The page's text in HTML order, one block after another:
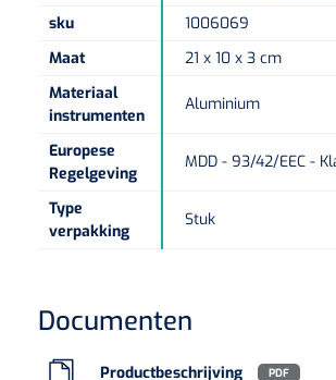
sku
1006069
Maat
21 x 10 x 3 cm
Materiaal
instrumenten
Aluminium
Europese
Regelgeving
MDD - 93/42/EEC -
Type
verpakking
Stuk
Documenten
Productbeschrijving PDF